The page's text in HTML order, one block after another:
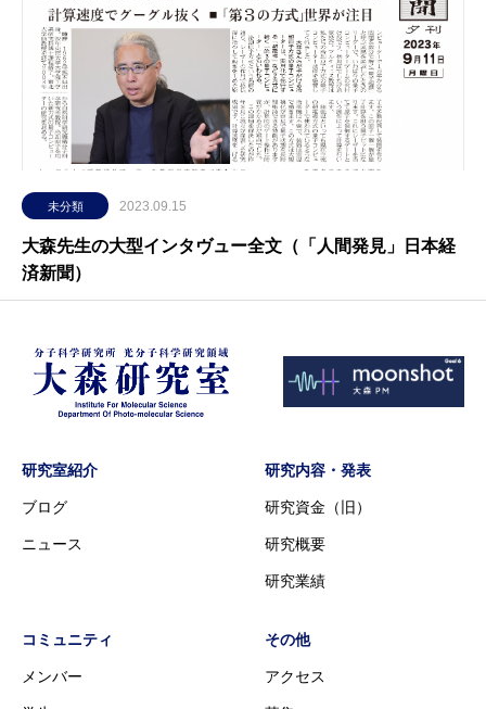
未分類 2023.09.15
大森先生の大型インタヴュー全文（「人間発見」日本経
済新聞）
研究室紹介
ブログ
ニュース
研究内容・発表
研究資金（旧）
研究概要
研究業績
コミュニティ
メンバー
その他
アクセス